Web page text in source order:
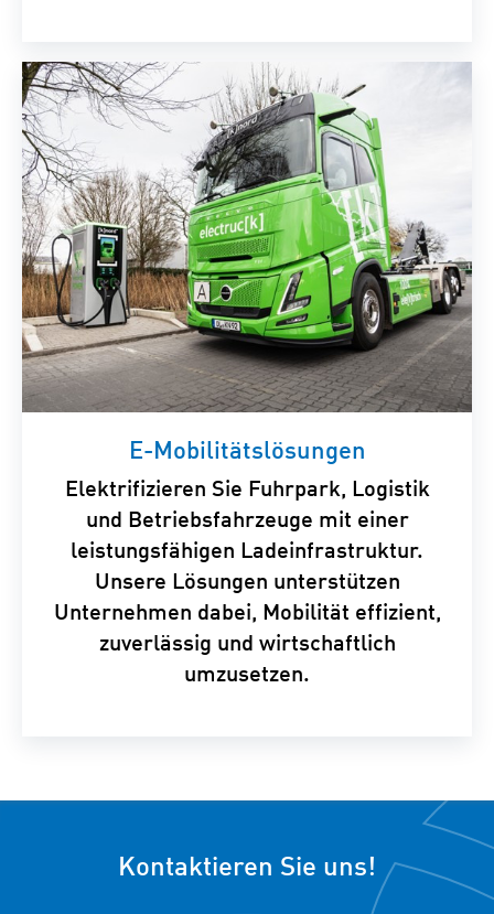
E-Mobilitätslösungen
Elektrifizieren Sie Fuhrpark, Logistik
und Betriebsfahrzeuge mit einer
leistungsfähigen Ladeinfrastruktur.
Unsere Lösungen unterstützen
Unternehmen dabei, Mobilität effizient,
zuverlässig und wirtschaftlich
umzusetzen.
Kontaktieren Sie uns!